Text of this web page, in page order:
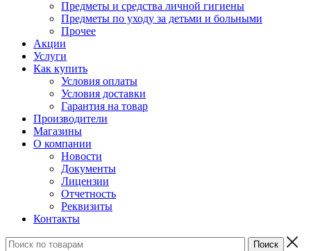
Предметы и средства личной гигиены
Предметы по уходу за детьми и больными
Прочее
Акции
Услуги
Как купить
Условия оплаты
Условия доставки
Гарантия на товар
Производители
Магазины
О компании
Новости
Документы
Лицензии
Отчетность
Реквизиты
Контакты